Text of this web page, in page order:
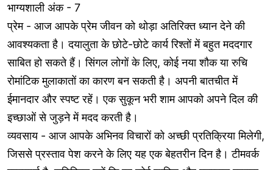
भाग्यशाली अंक - 7
प्रेम - आज आपके प्रेम जीवन को थोड़ा अतिरिक्त ध्यान देने की
आवश्यकता है। दयालुता के छोटे-छोटे कार्य रिश्तों में बहुत मददगार
साबित हो सकते हैं। सिंगल लोगों के लिए, कोई नया शौक या रुचि
रोमांटिक मुलाकातों का कारण बन सकती है। अपनी बातचीत में
ईमानदार और स्पष्ट रहें। एक सुकून भरी शाम आपको अपने दिल की
इच्छाओं से जुड़ने में मदद करती है।
व्यवसाय - आज आपके अभिनव विचारों को अच्छी प्रतिक्रिया मिलेगी,
जिससे प्रस्ताव पेश करने के लिए यह एक बेहतरीन दिन है। टीमवर्क